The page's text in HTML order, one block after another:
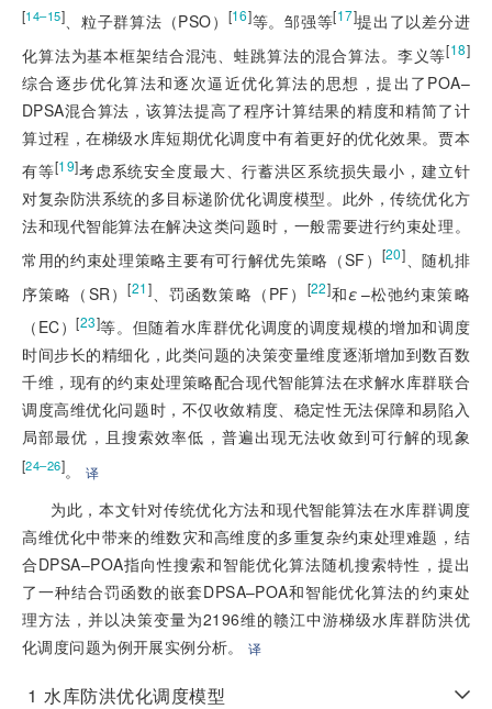
[14–15]、粒子群算法（PSO） [16]等。邹强等[17]提出了以差分进
化算法为基本框架结合混沌、蛙跳算法的混合算法。李义等[18]
综合逐步优化算法和逐次逼近优化算法的思想，提出了POA–
DPSA混合算法，该算法提高了程序计算结果的精度和精简了计
算过程，在梯级水库短期优化调度中有着更好的优化效果。贾本
有等[19]考虑系统安全度最大、行蓄洪区系统损失最小，建立针
对复杂防洪系统的多目标递阶优化调度模型。此外，传统优化方
法和现代智能算法在解决这类问题时，一般需要进行约束处理。
常用的约束处理策略主要有可行解优先策略（SF） [20]
、随机排
序策略（SR）[21] 、罚函数策略（PF） [22]和ε –松弛约束策略
（EC）[23]等。但随着水库群优化调度的调度规模的增加和调度
时间步长的精细化，此类问题的决策变量维度逐渐增加到数百数
千维，现有的约束处理策略配合现代智能算法在求解水库群联合
调度高维优化问题时，不仅收敛精度、稳定性无法保障和易陷入
局部最优，且搜索效率低，普遍出现无法收敛到可行解的现象
[24–26]。 译
为此，本文针对传统优化方法和现代智能算法在水库群调度
高维优化中带来的维数灾和高维度的多重复杂约束处理难题，结
合DPSA–POA指向性搜索和智能优化算法随机搜索特性，提出
了一种结合罚函数的嵌套DPSA–POA和智能优化算法的约束处
理方法，并以决策变量为2196维的赣江中游梯级水库群防洪优
化调度问题为例开展实例分析。
译
1 水库防洪优化调度模型